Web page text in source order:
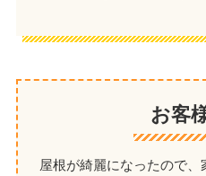
お客
屋根が綺麗になったので